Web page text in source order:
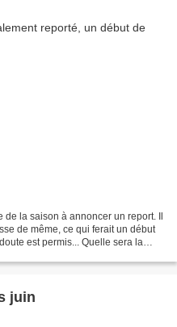
la saison à annoncer un report. Il
de même, ce qui ferait un début
est permis... Quelle sera la
juin